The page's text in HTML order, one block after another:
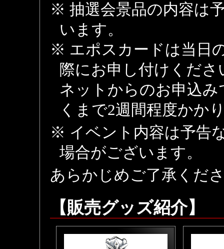
※ 抽選会景品の内容は
います。
※ エポスカードは当日
際にお申し付けくださ
ネットからのお申込
くまで2週間程度かか
※ イベント内容は予告
場合がございます。
あらかじめご了承くだ
【販売グッズ紹介】